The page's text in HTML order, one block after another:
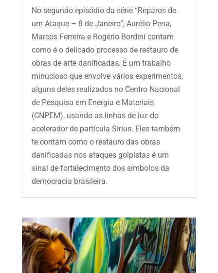
No segundo episódio da série “Reparos de
um Ataque – 8 de Janeiro”, Aurélio Pena,
Marcos Ferreira e Rogério Bordini contam
como é o delicado processo de restauro de
obras de arte danificadas. É um trabalho
minucioso que envolve vários experimentos,
alguns deles realizados no Centro Nacional
de Pesquisa em Energia e Materiais
(CNPEM), usando as linhas de luz do
acelerador de partícula Sirius. Eles também
te contam como o restauro das obras
danificadas nos ataques golpistas é um
sinal de fortalecimento dos símbolos da
democracia brasileira.